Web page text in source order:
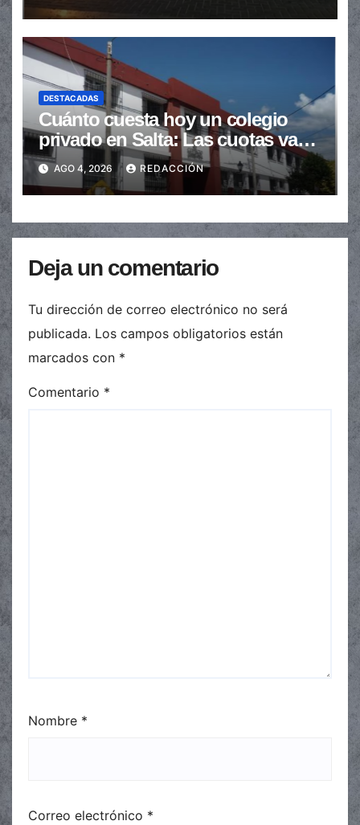
DESTACADAS
Cuánto cuesta hoy un colegio
privado en Salta: Las cuotas van
de $110.000 a más de $600.000
AGO 4, 2026 REDACCIÓN
Deja un comentario
Tu dirección de correo electrónico no será
publicada. Los campos obligatorios están
marcados con *
Comentario *
Nombre *
Correo electrónico *